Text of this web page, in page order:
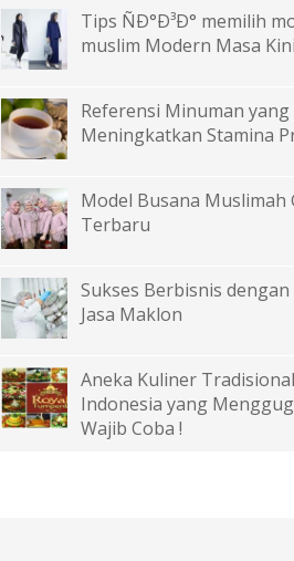
Tips ÑÐ°Ð³Ð° memilih
muslim Modern Masa Kini
Referensi Minuman
Meningkatkan Stamina
Model Busana Muslimah
Terbaru
Sukses Berbisnis
Jasa Maklon
Aneka Kuliner
Indonesia yang
Wajib Coba !